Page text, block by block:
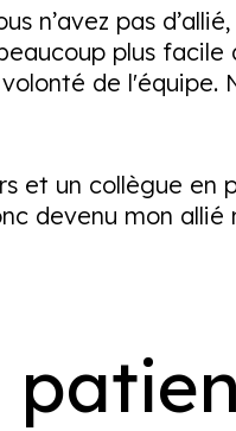
n’avez pas
plus
de l'équipe.
et un collègue
devenu mon allié